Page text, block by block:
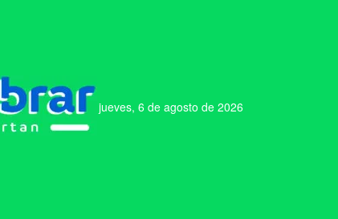
jueves, 6 de agosto de 2026